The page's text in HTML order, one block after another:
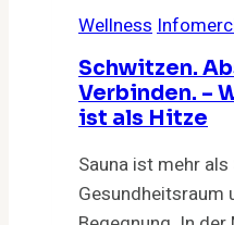
Wellness
Schwitzen.
Verbinden. –
ist als Hitze
Sauna ist mehr
Gesundheitsraum